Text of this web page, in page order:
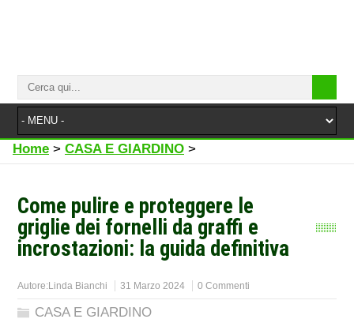
Home > CASA E GIARDINO >
Come pulire e proteggere le
griglie dei fornelli da graffi e
incrostazioni: la guida definitiva
Autore:Linda Bianchi 31 Marzo 2024 0 Commenti
CASA E GIARDINO